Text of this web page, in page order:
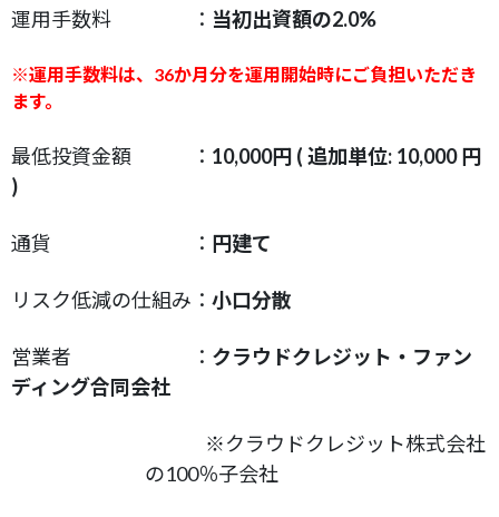
運用手数料 ： 当初出資額の2.0%
※運用手数料は、 36か月分を運用開始時にご負担いただき
ます。
最低投資金額 ： 10,000円 ( 追加単位: 10,000 円
)
通貨 ： 円建て
リスク低減の仕組み： 小口分散
営業者 ： クラウドクレジット・ファン
ディング合同会社
※クラウドクレジット株式会社
の100％子会社